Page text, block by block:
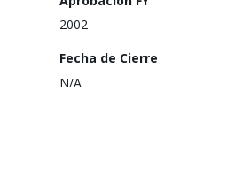
2002
Fecha de Cierre
N/A